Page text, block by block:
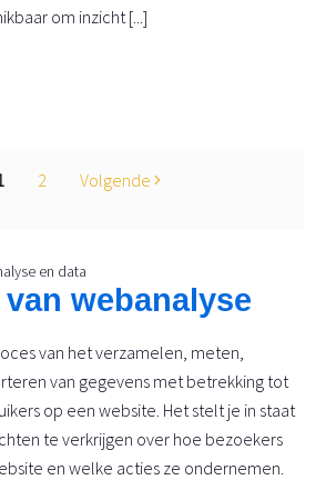
om inzicht [...]
2 Volgende
en data
webanalyse
van het verzamelen, meten,
van gegevens met betrekking tot
op een website. Het stelt je in staat
te verkrijgen over hoe bezoekers
en welke acties ze ondernemen.